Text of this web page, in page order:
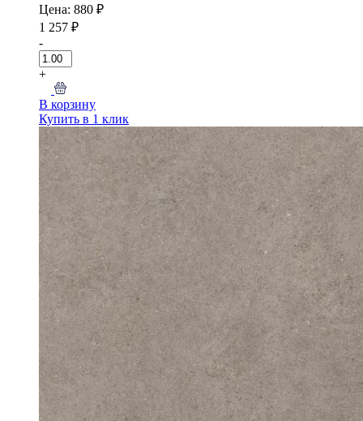
Цена: 880 ₽
1 257 ₽
-
+
В корзину
Купить в 1 клик